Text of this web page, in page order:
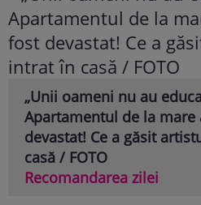
„Unii oameni nu au
Apartamentul de la mare
devastat! Ce a găsit
casă / FOTO
Recomandarea zilei